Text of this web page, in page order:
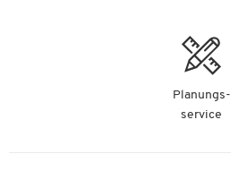
Planungs-
service